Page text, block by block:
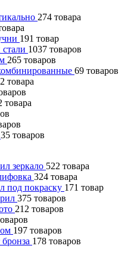
274 товара
191 товар
1037 товаров
265 товаров
69 товаров
товара
товара
35 товаров
зеркало 522 товара
324 товара
под покраску 171 товар
375 товаров
212 товаров
197 товаров
178 товаров